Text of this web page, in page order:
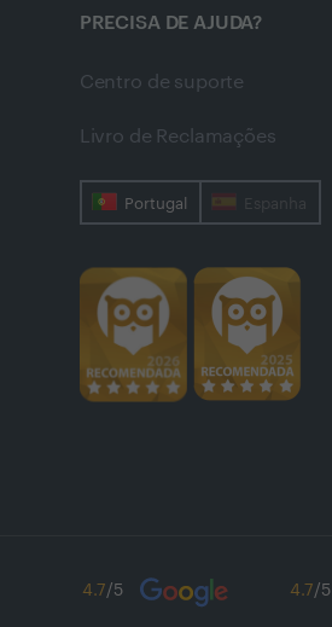
PRECISA DE AJUDA?
Centro de suporte
Livro de Reclamações
Portugal Espanha
4.7/5 4.7/5